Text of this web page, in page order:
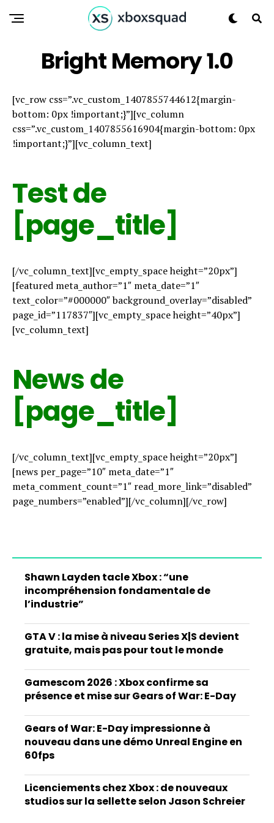
Bright Memory 1.0
[vc_row css=”.vc_custom_1407855744612{margin-
bottom: 0px !important;}”][vc_column
css=”.vc_custom_1407855616904{margin-bottom: 0px
!important;}”][vc_column_text]
Test de
[page_title]
[/vc_column_text][vc_empty_space height=”20px”]
[featured meta_author=”1″ meta_date=”1″
text_color=”#000000″ background_overlay=”disabled”
page_id=”117837″][vc_empty_space height=”40px”]
[vc_column_text]
News de
[page_title]
[/vc_column_text][vc_empty_space height=”20px”]
[news per_page=”10″ meta_date=”1″
meta_comment_count=”1″ read_more_link=”disabled”
page_numbers=”enabled”][/vc_column][/vc_row]
Shawn Layden tacle Xbox : “une
incompréhension fondamentale de
l’industrie”
GTA V : la mise à niveau Series X|S devient
gratuite, mais pas pour tout le monde
Gamescom 2026 : Xbox confirme sa
présence et mise sur Gears of War: E-Day
Gears of War: E-Day impressionne à
nouveau dans une démo Unreal Engine en
60fps
Licenciements chez Xbox : de nouveaux
studios sur la sellette selon Jason Schreier